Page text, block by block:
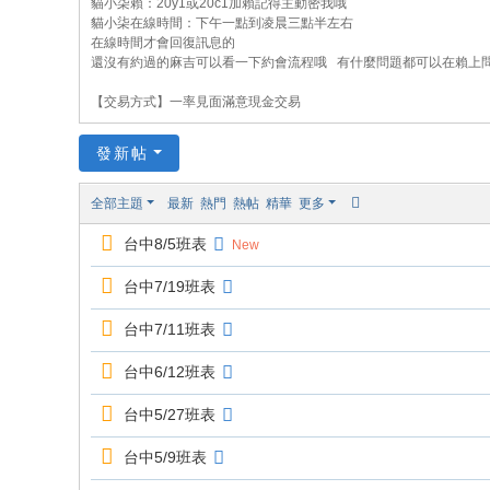
貓
小
喝
網
站
貓小柒賴：20y1或20c1加賴記得主動密我哦
貓小柒在線時間：下午一點到凌晨三點半左右
在線時間才會回復訊息的
還沒有約過的麻吉可以看一下約會流程哦 有什麼問題都可以在賴上
【交易方式】一率見面滿意現金交易
發新帖
全部主題 最新 熱門 熱帖 精華 更多
台中8/5班表 New
台中7/19班表
台中7/11班表
台中6/12班表
台中5/27班表
台中5/9班表